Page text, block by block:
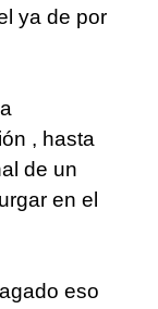
ya de por
, hasta
de un
en el
eso